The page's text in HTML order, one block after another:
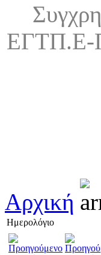
ΕΓΤΠ.Ε-Π
Αρχική
Ημερολόγιο